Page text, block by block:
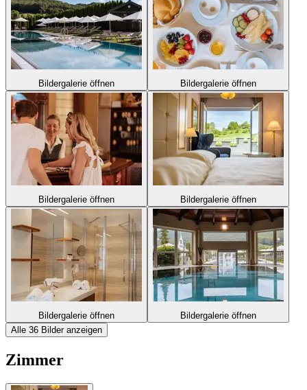
Bildergalerie öffnen Bildergalerie öffnen
Bildergalerie öffnen Bildergalerie öffnen
Bildergalerie öffnen
Bildergalerie öffnen
Alle 36 Bilder anzeigen
Zimmer